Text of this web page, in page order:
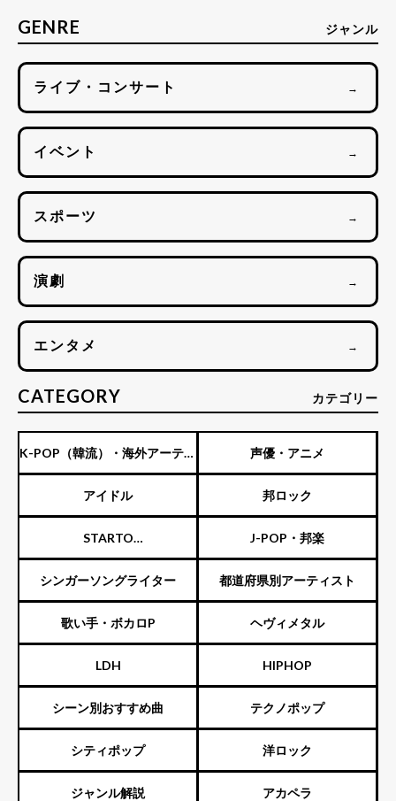
GENRE ジャンル
ライブ・コンサート →
イベント →
スポーツ →
演劇 →
エンタメ →
CATEGORY カテゴリー
K-POP（韓流）・海外アーティ
スト
声優・アニメ
アイドル 邦ロック
STARTO
ENTERTAINMENT（旧ジャニ
ーズ）
J-POP・邦楽
シンガーソングライター 都道府県別アーティスト
歌い手・ボカロP ヘヴィメタル
LDH HIPHOP
シーン別おすすめ曲 テクノポップ
シティポップ 洋ロック
ジャンル解説 アカペラ